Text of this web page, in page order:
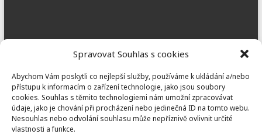
Spravovat Souhlas s cookies
Abychom Vám poskytli co nejlepší služby, používáme k ukládání a/nebo
přístupu k informacím o zařízení technologie, jako jsou soubory
cookies. Souhlas s těmito technologiemi nám umožní zpracovávat
údaje, jako je chování při procházení nebo jedinečná ID na tomto webu.
Nesouhlas nebo odvolání souhlasu může nepříznivě ovlivnit určité
vlastnosti a funkce.
dobrany@koinonia.cz+420 733 741 190